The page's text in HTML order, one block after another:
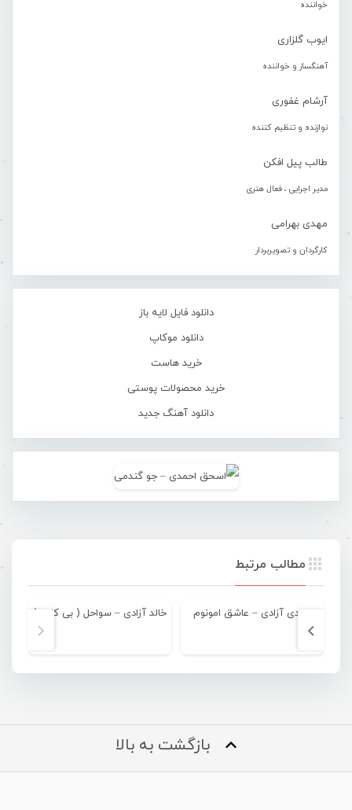
خواننده
ایوب گلزاری
آهنگساز و خواننده
آرشام غفوری
نوازنده و تنظیم کننده
طالب پیل افکن
مدیر اجرایی ، فعال هنری
مهدی بهرامی
کارگردان و تصویربردار
دانلود فایل لایه باز
دانلود موکاپ
خرید هاست
خرید محصولات پوستی
دانلود آهنگ جدید
مطالب مرتبط
مهدی آزادی – عاشق امونوم خالد آزادی – سواحل ( بی کلام )
بازگشت به بالا